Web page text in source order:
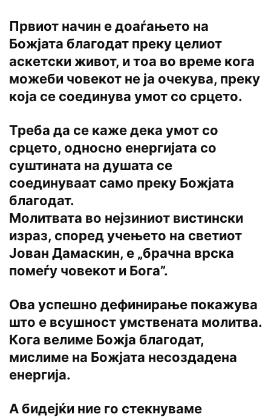
Првиот начин е доаѓањето на
Божјата благодат преку целиот
аскетски живот, и тоа во време кога
можеби човекот не ја очекува, преку
која се соединува умот со срцето.
Треба да се каже дека умот со
срцето, односно енергијата со
суштината на душата се
соединуваат само преку Божјата
благодат.
Молитвата во нејзиниот вистински
израз, според учењето на светиот
Јован Дамаскин, е „брачна врска
помеѓу човекот и Бога”.
Ова успешно дефинирање покажува
што е всушност умствената молитва.
Кога велиме Божја благодат,
мислиме на Божјата несоздадена
енергија.
А бидејќи ние го стекнуваме